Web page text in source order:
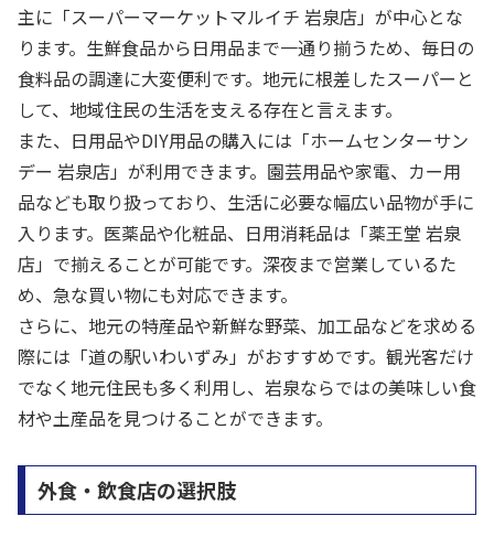
主に「スーパーマーケットマルイチ 岩泉店」が中心とな
ります。生鮮食品から日用品まで一通り揃うため、毎日の
食料品の調達に大変便利です。地元に根差したスーパーと
して、地域住民の生活を支える存在と言えます。
また、日用品やDIY用品の購入には「ホームセンターサン
デー 岩泉店」が利用できます。園芸用品や家電、カー用
品なども取り扱っており、生活に必要な幅広い品物が手に
入ります。医薬品や化粧品、日用消耗品は「薬王堂 岩泉
店」で揃えることが可能です。深夜まで営業しているた
め、急な買い物にも対応できます。
さらに、地元の特産品や新鮮な野菜、加工品などを求める
際には「道の駅いわいずみ」がおすすめです。観光客だけ
でなく地元住民も多く利用し、岩泉ならではの美味しい食
材や土産品を見つけることができます。
外食・飲食店の選択肢